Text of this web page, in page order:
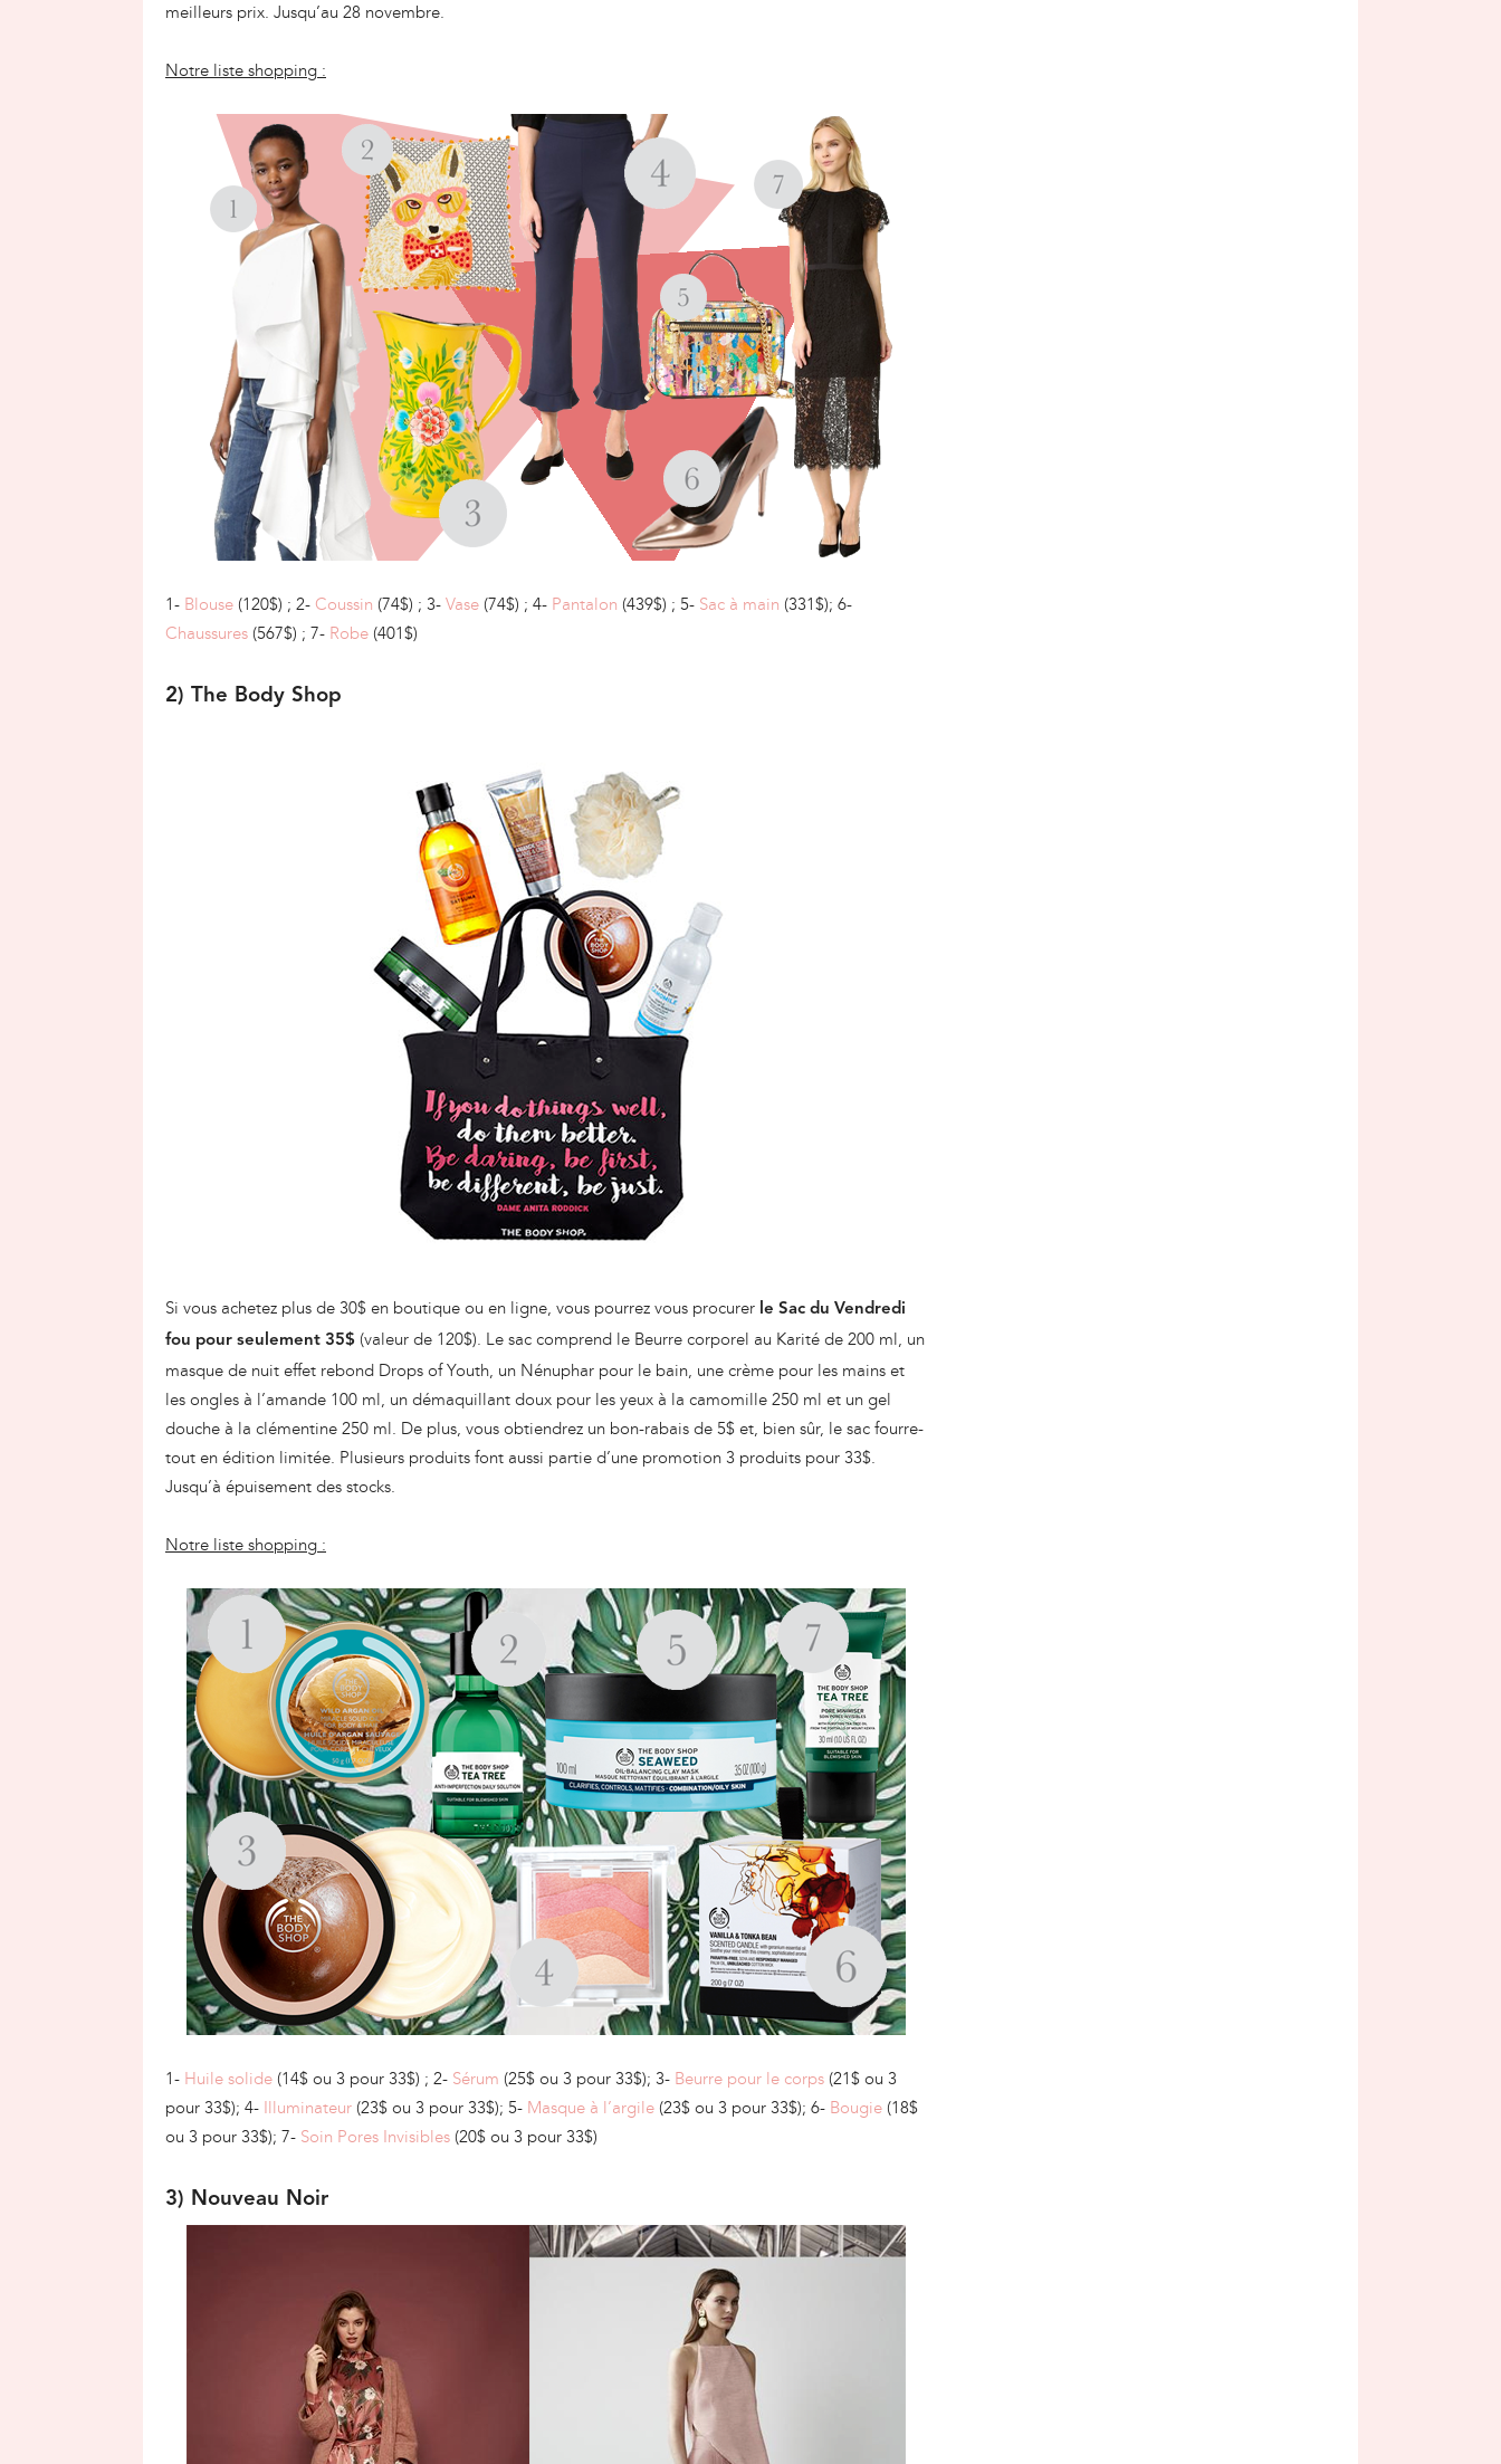
meilleurs prix. Jusqu’au 28 novembre.
Notre liste shopping :
1- Blouse (120$) ; 2- Coussin (74$) ; 3- Vase (74$) ; 4- Pantalon (439$) ; 5- Sac à main (331$); 6-
Chaussures (567$) ; 7- Robe (401$)
2) The Body Shop
Si vous achetez plus de 30$ en boutique ou en ligne, vous pourrez vous procurer le Sac du Vendredi
fou pour seulement 35$ (valeur de 120$). Le sac comprend le Beurre corporel au Karité de 200 ml, un
masque de nuit effet rebond Drops of Youth, un Nénuphar pour le bain, une crème pour les mains et
les ongles à l’amande 100 ml, un démaquillant doux pour les yeux à la camomille 250 ml et un gel
douche à la clémentine 250 ml. De plus, vous obtiendrez un bon-rabais de 5$ et, bien sûr, le sac fourre-
tout en édition limitée. Plusieurs produits font aussi partie d’une promotion 3 produits pour 33$.
Jusqu’à épuisement des stocks.
Notre liste shopping :
1- Huile solide (14$ ou 3 pour 33$) ; 2- Sérum (25$ ou 3 pour 33$); 3- Beurre pour le corps (21$ ou 3
pour 33$); 4- Illuminateur (23$ ou 3 pour 33$); 5- Masque à l’argile (23$ ou 3 pour 33$); 6- Bougie (18$
ou 3 pour 33$); 7- Soin Pores Invisibles (20$ ou 3 pour 33$)
3) Nouveau Noir